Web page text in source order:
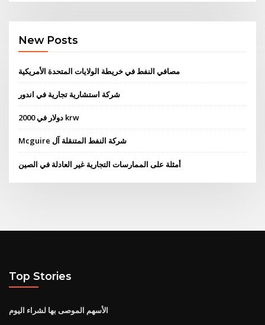
New Posts
مصافي النفط في خريطة الولايات المتحدة الأمريكية
شركة استشارية تجارية في اندور
2000 دولار في krw
Mcguire شركة النفط المتنقلة آل
أمثلة على الممارسات التجارية غير العادلة في الصين
Top Stories
الأسهم الموصى بها لشراء اليوم